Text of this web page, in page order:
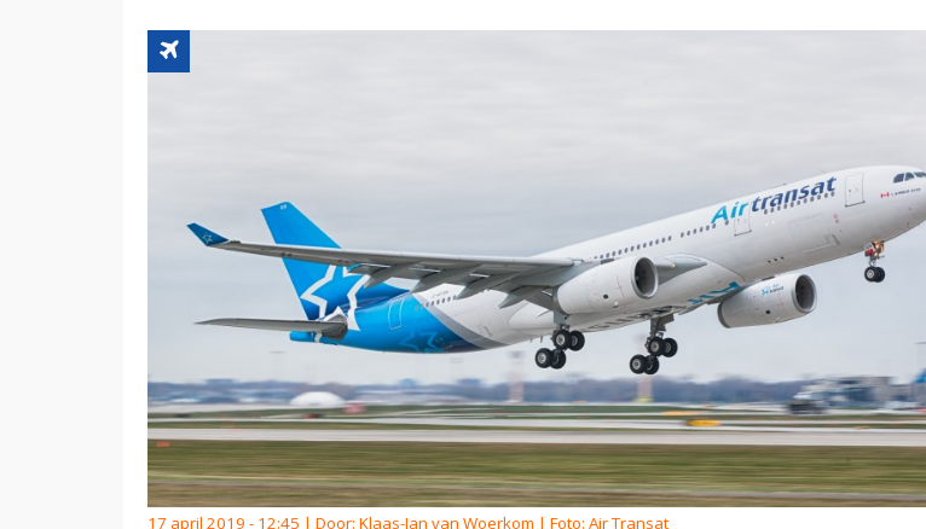
17 april 2019 - 12:45 | Door: Klaas-Jan van Woerkom | Foto: Air Transat